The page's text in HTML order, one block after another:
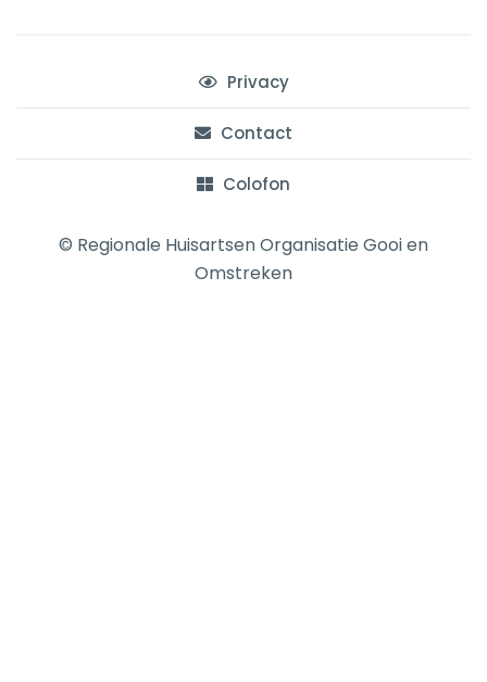
© Regionale Huisartsen Organisatie Gooi en
Omstreken
Privacy
Contact
Colofon